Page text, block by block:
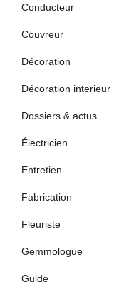
Conducteur
Couvreur
Décoration
Décoration interieur
Dossiers & actus
Électricien
Entretien
Fabrication
Fleuriste
Gemmologue
Guide